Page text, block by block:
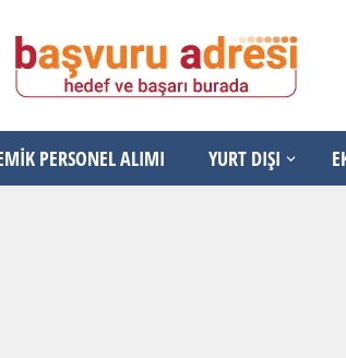
PERSONEL ALIMI YURT DIŞI